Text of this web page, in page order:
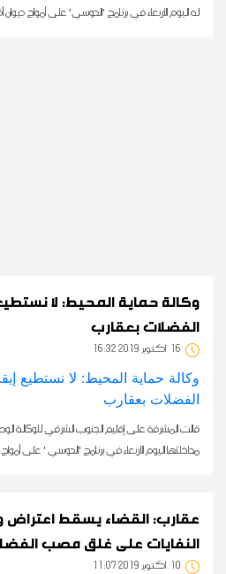
له اليوم الأربعاء في برنامج 'الدوسي' على أمواج ديوان
وكالة حماية المحيط: لا
الفضلات بعقارب
16 16:32 2019 أكتوبر
قالت المشرفة على إقليم الجنوب الشرقي للوكالة
مداخلتها اليوم الأربعاء في برنامج 'الدوسي ' على
عقارب: القضاء يسقط اعتراض
النفايات على غلق مصب
10 11:07 2019 أكتوبر